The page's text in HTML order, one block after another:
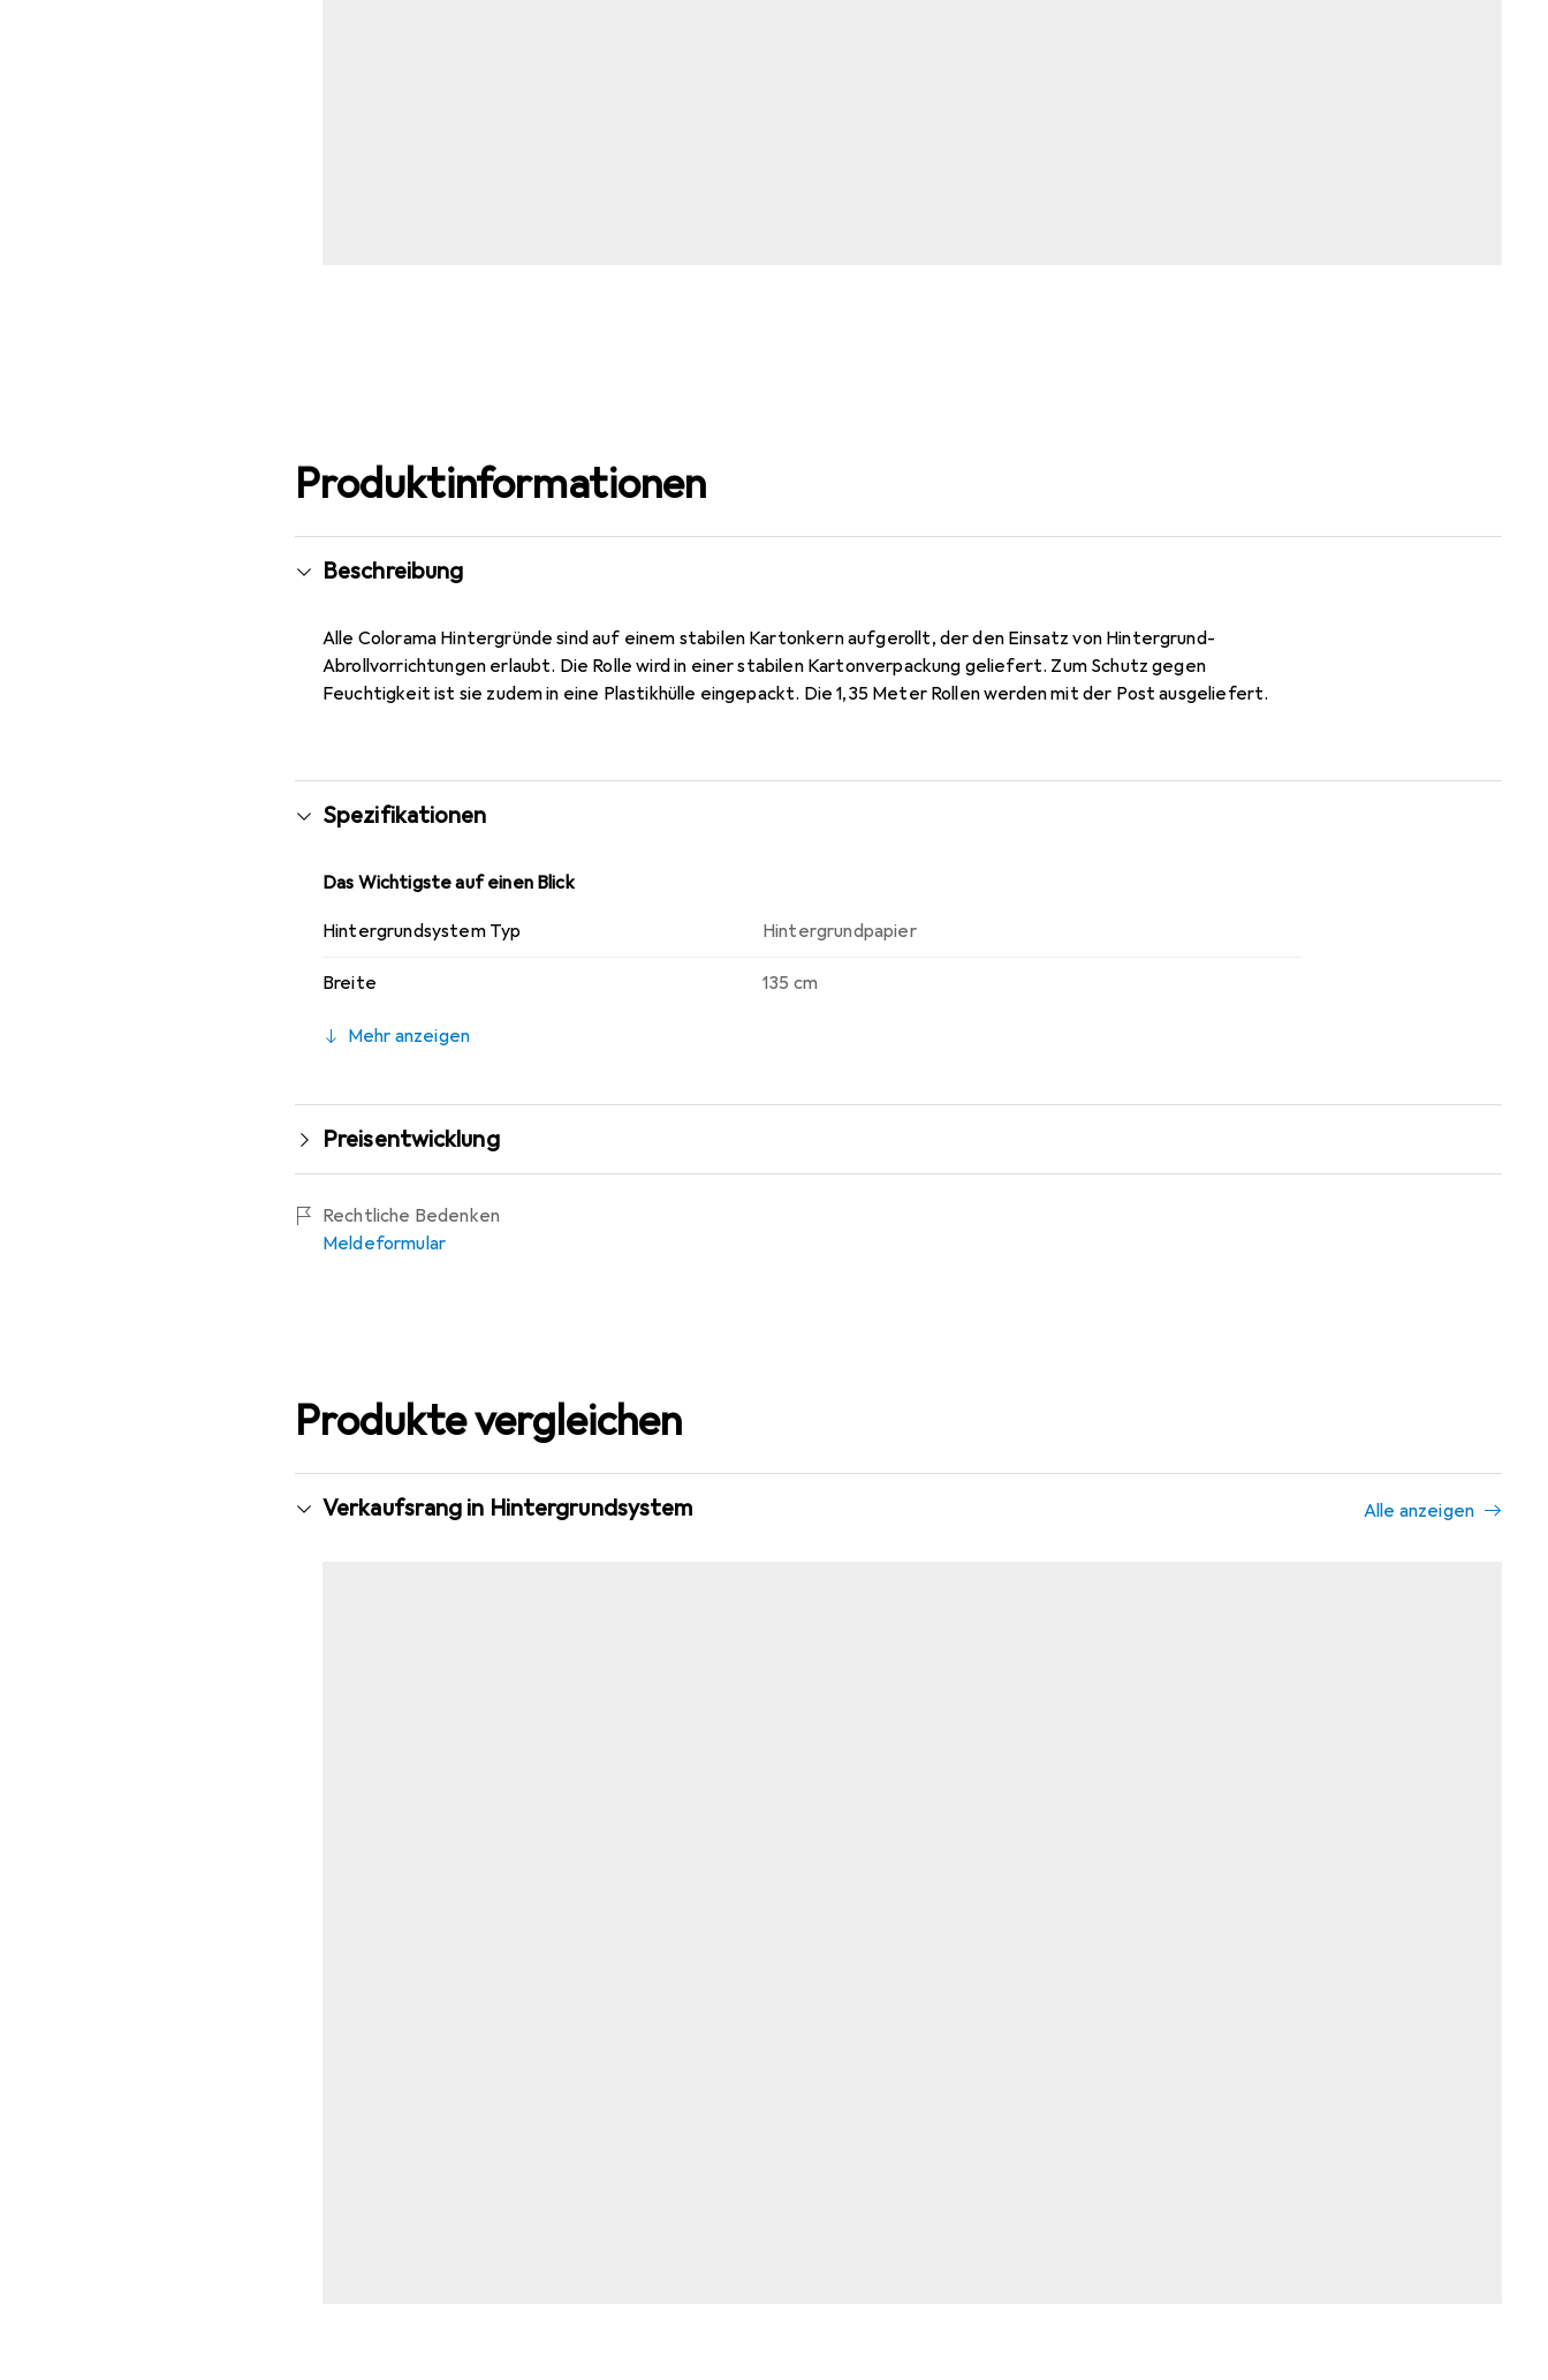
Produktinformationen
Beschreibung
Alle Colorama Hintergründe sind auf einem stabilen Kartonkern aufgerollt, der den Einsatz von Hintergrund-
Abrollvorrichtungen erlaubt. Die Rolle wird in einer stabilen Kartonverpackung geliefert. Zum Schutz gegen
Feuchtigkeit ist sie zudem in eine Plastikhülle eingepackt. Die 1,35 Meter Rollen werden mit der Post ausgeliefert.
Spezifikationen
Das Wichtigste auf einen Blick
Hintergrundsystem Typ Hintergrundpapier
Breite 135 cm
Mehr anzeigen
Preisentwicklung
Rechtliche Bedenken
Meldeformular
Produkte vergleichen
Verkaufsrang in Hintergrundsystem Alle anzeigen